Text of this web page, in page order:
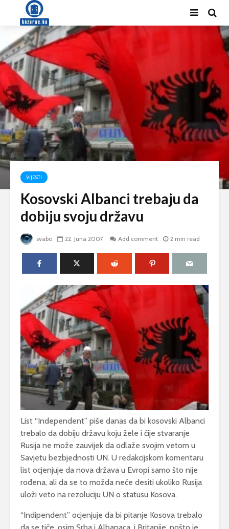
VIJESTI
Kosovski Albanci trebaju da
dobiju svoju državu
svabo 22. Juna 2007. Add comment 2 min read
List “Independent” piše danas da bi kosovski Albanci
trebalo da dobiju državu koju žele i čije stvaranje
Rusija ne može zauvijek da odlaže svojim vetom u
Savjetu bezbjednosti UN. U redakcijskom komentaru
list ocjenjuje da nova država u Evropi samo što nije
rođena, ali da se to možda neće desiti ukoliko Rusija
uloži veto na rezoluciju UN o statusu Kosova.
“Indipendent” ocjenjuje da bi pitanje Kosova trebalo